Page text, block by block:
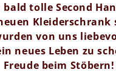
tolle Second
Kleiderschrank
von uns
neues Leben zu
Freude beim Stöbern!